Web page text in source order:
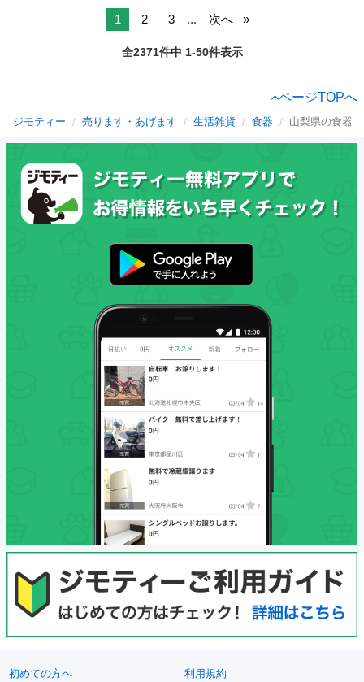
1 2 3 ... 次へ
全2371件中 1-50件表示
ページTOPへ
ジモティー 売ります・あげます 生活雑貨 食器 山梨県の食器
初めての方へ 利用規約